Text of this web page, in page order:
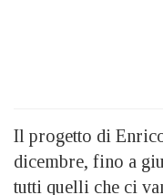
Il progetto di
dicembre, fino a
tutti quelli che ci